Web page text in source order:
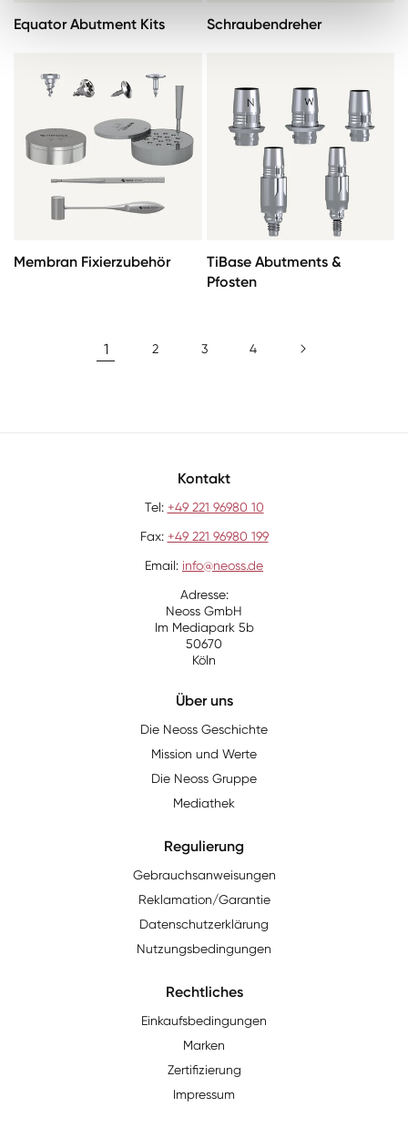
Equator Abutment Kits Schraubendreher
Membran Fixierzubehör
TiBase Abutments &
Pfosten
1 2 3 4
Kontakt
Tel: +49 221 96980 10
Fax: +49 221 96980 199
Email: info@neoss.de
Adresse:
Neoss GmbH
Im Mediapark 5b
50670
Köln
Über uns
Die Neoss Geschichte
Mission und Werte
Die Neoss Gruppe
Mediathek
Regulierung
Gebrauchsanweisungen
Reklamation/Garantie
Datenschutzerklärung
Nutzungsbedingungen
Rechtliches
Einkaufsbedingungen
Marken
Zertifizierung
Impressum